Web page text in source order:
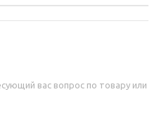
вас вопрос по товару или